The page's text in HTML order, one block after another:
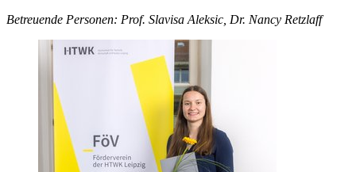
Betreuende Personen: Prof. Slavisa Aleksic Dr. Nancy Retzlaff